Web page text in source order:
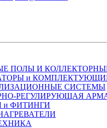
ПОЛЫ И
и
СИСТЕМЫ
РЕГУЛИРУЮЩАЯ
и ФИТИНГИ